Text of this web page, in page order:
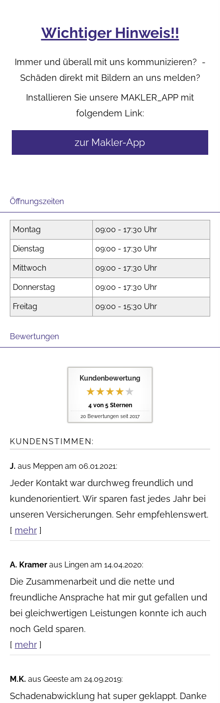
Wichtiger Hinweis!!
Immer und überall mit uns kommunizieren? -
Schäden direkt mit Bildern an uns melden?
Installieren Sie unsere MAKLER_APP mit
folgendem Link:
zur Makler-App
Öffnungszeiten
Montag 09:00 - 17:30 Uhr
Dienstag 09:00 - 17:30 Uhr
Mittwoch 09:00 - 17:30 Uhr
Donnerstag 09:00 - 17:30 Uhr
Freitag 09:00 - 15:30 Uhr
Bewertungen
Kundenbewertung
4von 5Sternen
20 Bewertungen seit 2017
KUNDENSTIMMEN:
J. aus Meppen am 06.01.2021:
Jeder Kontakt war durchweg freundlich und
kundenorientiert. Wir sparen fast jedes Jahr bei
unseren Versicherungen. Sehr empfehlenswert.
[ mehr ]
A. Kramer aus Lingen am 14.04.2020:
Die Zusammenarbeit und die nette und
freundliche Ansprache hat mir gut gefallen und
bei gleichwertigen Leistungen konnte ich auch
noch Geld sparen.
[ mehr ]
M.K. aus Geeste am 24.09.2019:
Schadenabwicklung hat super geklappt. Danke